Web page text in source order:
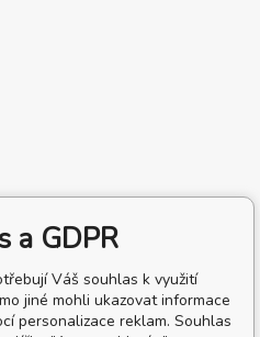
a GDPR
Váš souhlas k využití
jiné mohli ukazovat informace
personalizace reklam. Souhlas